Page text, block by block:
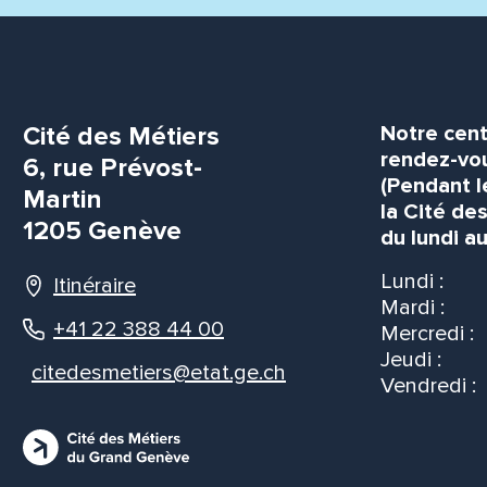
Cité des Métiers
6, rue Prévost-
Martin
1205 Genève
Itinéraire
+41 22 388 44 00
citedesmetiers@etat.ge.ch
Notre
rendez-
(Pendant
la Cité
du lundi
Lundi :
Mardi :
Mercredi :
Jeudi :
Vendredi :